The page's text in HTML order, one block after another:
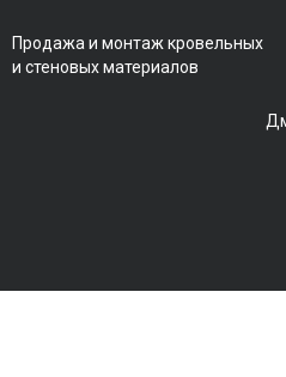
Продажа и монтаж кровельных
и стеновых материалов